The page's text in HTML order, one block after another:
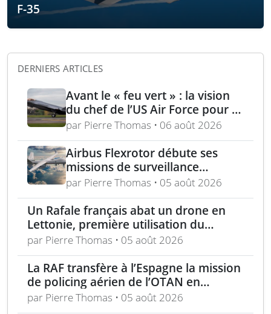
F-35
DERNIERS ARTICLES
Avant le « feu vert » : la vision
du chef de l’US Air Force pour la
puissance aérienne alliée passe
par la langue, la culture et
l’expertise régionale
par Pierre Thomas • 06 août 2026
Airbus Flexrotor débute ses
missions de surveillance
maritime dans la région
baltique
par Pierre Thomas • 05 août 2026
Un Rafale français abat un drone en
Lettonie, première utilisation du
missile MICA dans les Balkans
par Pierre Thomas • 05 août 2026
La RAF transfère à l’Espagne la mission
de policing aérien de l’OTAN en
Roumanie
par Pierre Thomas • 05 août 2026